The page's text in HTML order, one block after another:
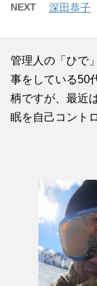
NEXT 深田恭子
管理人の「ひで
事をしている50
柄ですが、最近
眠を自己コント